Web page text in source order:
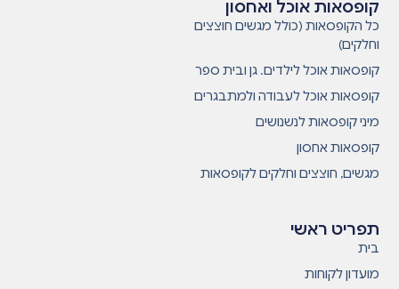
תפריט ראשי
בית
מועדון לקוחות
קופסאות אוכל ואחסון
כל הקופסאות (כולל מגשים חוצצים
וחלקים)
קופסאות אוכל לילדים. גן ובית ספר
קופסאות אוכל לעבודה ולמתבגרים
מיני קופסאות לנשנושים
קופסאות אחסון
מגשים, חוצצים וחלקים לקופסאות